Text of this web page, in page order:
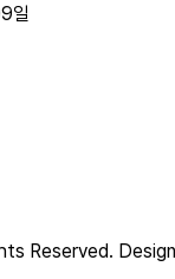
일
Reserved.